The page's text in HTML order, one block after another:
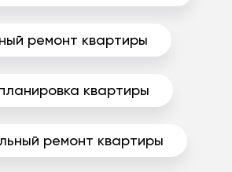
ремонт квартиры
квартиры
ремонт квартиры